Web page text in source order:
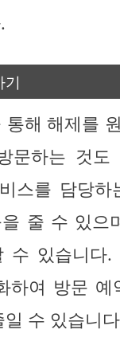
기
통해 해제를
문하는 것도
스를 담당하
줄 수 있으
수 있습니다.
하여 방문 예
수 있습니